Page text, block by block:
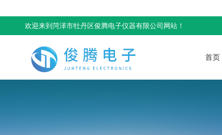
欢迎来到菏泽市牡丹区俊腾电子仪器有限公司网站！
首页